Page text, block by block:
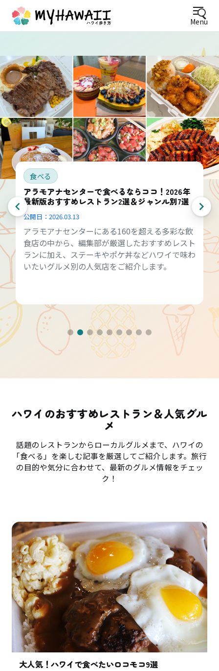
Menu
食べる
アラモアナセンターで食べるならココ！2026年
最新版おすすめレストラン2選＆ジャンル別7選
公開日： 2026.03.13
アラモアナセンターにある160を超える多彩な飲
食店の中から、編集部が厳選したおすすめレスト
ランに加え、ステーキやポケ丼などハワイで味わ
いたいグルメ別の人気店をご紹介します。
ハワイのおすすめレストラン＆人気グル
メ
話題のレストランからローカルグルメまで、ハワイの
「食べる」を楽しむ記事を厳選してご紹介します。旅行
の目的や気分に合わせて、最新のグルメ情報をチェッ
ク！
大人気！ハワイで食べたいロコモコ9選